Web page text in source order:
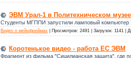
ЭВМ Урал-1 в Политехническом музее
Студенты МГППИ запустили ламповый компьютер
Видео о мейнфреймах Просмотров: 2491 Загрузок: 1141
Коротенькое видео - работа ЕС ЭВМ
Фрагмент из фильма "Сицилианская защита", где